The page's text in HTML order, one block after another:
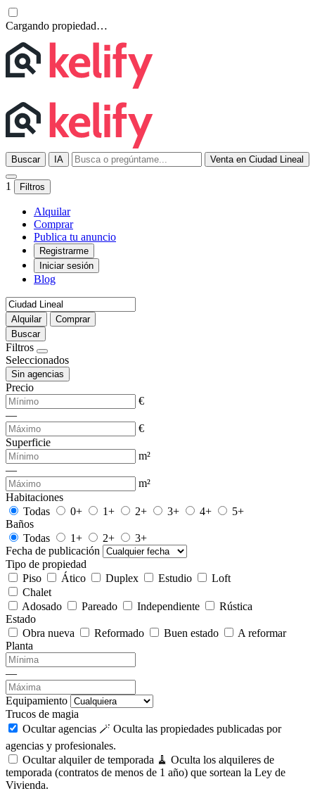
Cargando propiedad…
Buscar IA Venta en Ciudad Lineal
1 Filtros
Alquilar
Comprar
Publica tu anuncio
Registrarme
Iniciar sesión
Blog
Alquilar
Comprar
Buscar
Filtros
Seleccionados
Sin agencias
Precio
€
—
€
Superficie
m²
—
m²
Habitaciones
Todas
0+ 1+ 2+ 3+ 4+
5+
Baños
Todas
1+ 2+
3+
Fecha de publicación
Tipo de propiedad
Piso
Ático Duplex Estudio
Loft
Chalet
Adosado
Pareado Independiente
Rústica
Estado
Obra nueva
Reformado Buen estado
A reformar
Planta
—
Equipamiento
Trucos de magia
Ocultar agencias 🪄 Oculta las propiedades publicadas por
agencias y profesionales.
Ocultar alquiler de temporada 🧹 Oculta los alquileres de
temporada (contratos de menos de 1 año) que sortean la Ley de
Vivienda.